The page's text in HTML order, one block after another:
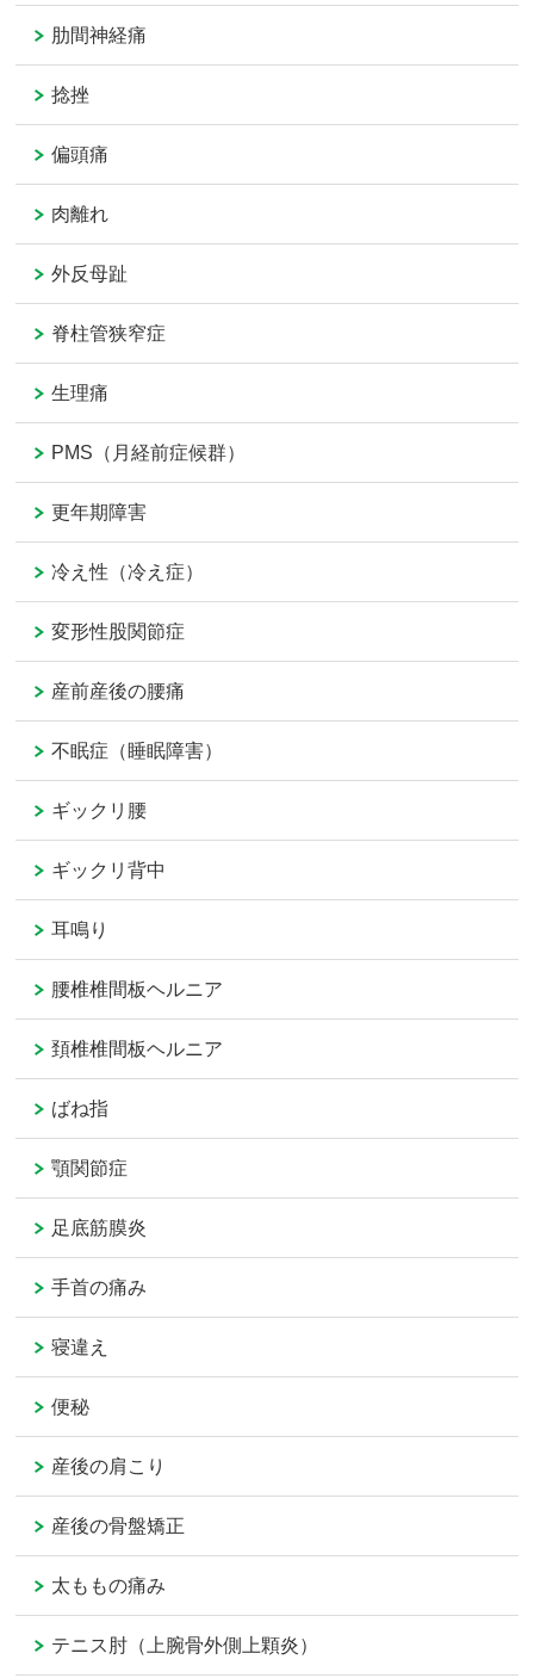
肋間神経痛
捻挫
偏頭痛
肉離れ
外反母趾
脊柱管狭窄症
生理痛
PMS（月経前症候群）
更年期障害
冷え性（冷え症）
変形性股関節症
産前産後の腰痛
不眠症（睡眠障害）
ギックリ腰
ギックリ背中
耳鳴り
腰椎椎間板ヘルニア
頚椎椎間板ヘルニア
ばね指
顎関節症
足底筋膜炎
手首の痛み
寝違え
便秘
産後の肩こり
産後の骨盤矯正
太ももの痛み
テニス肘（上腕骨外側上顆炎）